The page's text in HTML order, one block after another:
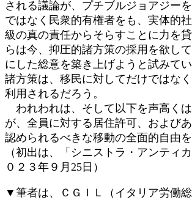
される議論が、プチブルジョアジー
ではなく民衆的有権者をも、実体的
級の真の責任からそらすことに力を
らは今、抑圧的諸方策の採用を欲し
にした総意を築き上げようと試みて
諸方策は、移民に対してだけではな
利用されるだろう。
われわれは、そして以下を声高く
が、全員に対する居住許可、および
認められるべきな移動の全面的自由を
（初出は、「シニストラ・アンティ
０２３年９月25日）
▼筆者は、ＣＧＩＬ（イタリア労働